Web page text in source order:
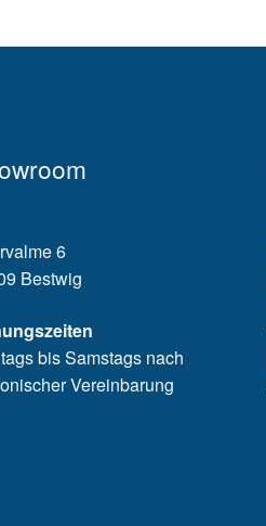
6
Bestwig
bis Samstags nach
Vereinbarung